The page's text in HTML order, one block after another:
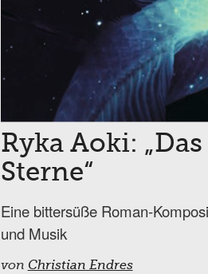
Ryka Aoki:
Sterne“
Eine bittersüße Roman-
und Musik
von Christian Endres